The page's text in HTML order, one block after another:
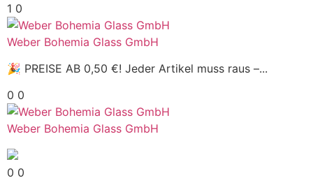
1 0
Weber Bohemia Glass GmbH
🎉 PREISE AB 0,50 €! Jeder Artikel muss raus –...
0 0
Weber Bohemia Glass GmbH
0 0